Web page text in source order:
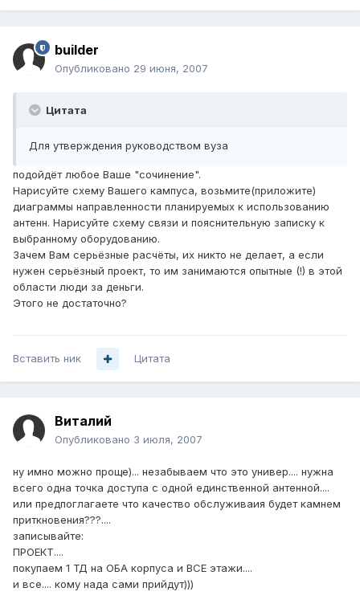
builder
Опубликовано 29 июня, 2007
Цитата
Для утверждения руководством вуза
подойдёт любое Ваше "сочинение".
Нарисуйте схему Вашего кампуса, возьмите(приложите)
диаграммы направленности планируемых к использованию
антенн. Нарисуйте схему связи и пояснительную записку к
выбранному оборудованию.
Зачем Вам серьёзные расчёты, их никто не делает, а если
нужен серьёзный проект, то им занимаются опытные (!) в этой
области люди за деньги.
Этого не достаточно?
Вставить ник Цитата
Bиталий
Опубликовано 3 июля, 2007
ну имно можно проще)... незабываем что это универ.... нужна
всего одна точка доступа с одной единственной антенной....
или предпоглагаете что качество обслуживаия будет камнем
приткновения???....
записывайте:
ПРОЕКТ....
покупаем 1 ТД на ОБА корпуса и ВСЕ этажи....
и все.... кому нада сами прийдут)))